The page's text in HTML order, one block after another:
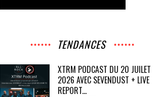
TENDANCES
XTRM PODCAST DU 20 JUILET
2026 AVEC SEVENDUST + LIVE
REPORT...